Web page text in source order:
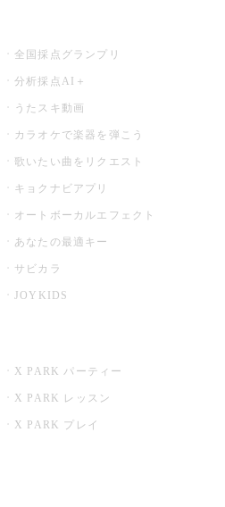
全国採点グランプリ
分析採点AI＋
うたスキ動画
カラオケで楽器を弾こう
歌いたい曲をリクエスト
キョクナビアプリ
オートボーカルエフェクト
あなたの最適キー
サビカラ
JOYKIDS
X PARK パーティー
X PARK レッスン
X PARK プレイ